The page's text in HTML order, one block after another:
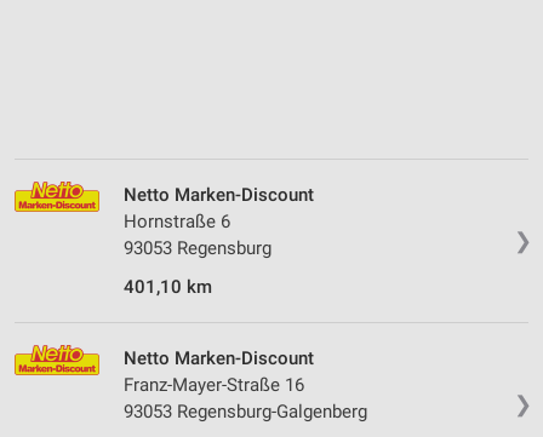
❯
Netto Marken-Discount
Hornstraße 6
93053 Regensburg
401,10 km
❯
Netto Marken-Discount
Franz-Mayer-Straße 16
93053 Regensburg-Galgenberg